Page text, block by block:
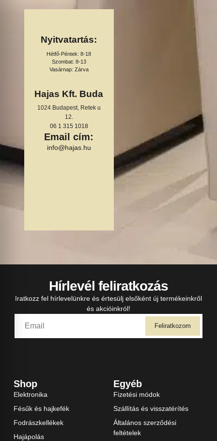
Nyitvatartás:
Hétfő-Péntek: 8-18
Szombat: 8-13
Vasárnap: Zárva
Hajas Kft. Buda
1024 Budapest, Retek u
12.
06 1 315 1018
Email cím:
info@hajas.hu
Hírlevél feliratkozás
Iratkozz fel hírlevelünkre és értesülj elsőként új termékeinkről
és akcióinkról!
Feliratkozom
Shop
Elektronika
Fésűk és hajkefék
Fodrászkellékek
Hajápolás
Egyéb
Fizetési módok
Szállítás és visszatérítés
Általános szerződési
feltételek